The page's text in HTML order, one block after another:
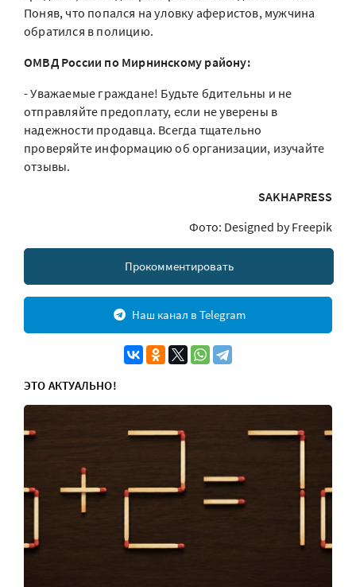
Поняв, что попался на уловку аферистов, мужчина
обратился в полицию.
ОМВД России по Мирнинскому району:
- Уважаемые граждане! Будьте бдительны и не
отправляйте предоплату, если не уверены в
надежности продавца. Всегда тщательно
проверяйте информацию об организации, изучайте
отзывы.
SAKHAPRESS
Фото: Designed by Freepik
Прокомментировать
Наш канал в Telegram
ЭТО АКТУАЛЬНО!